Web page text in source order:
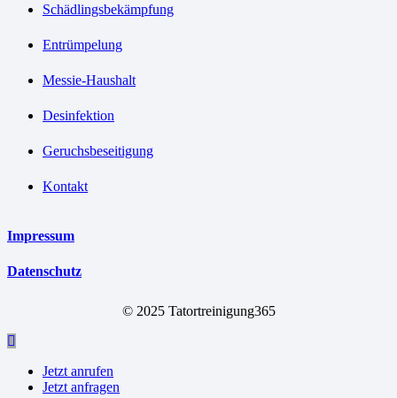
Schädlingsbekämpfung
Entrümpelung
Messie-Haushalt
Desinfektion
Geruchsbeseitigung
Kontakt
Impressum
Datenschutz
© 2025 Tatortreinigung365
Jetzt anrufen
Jetzt anfragen